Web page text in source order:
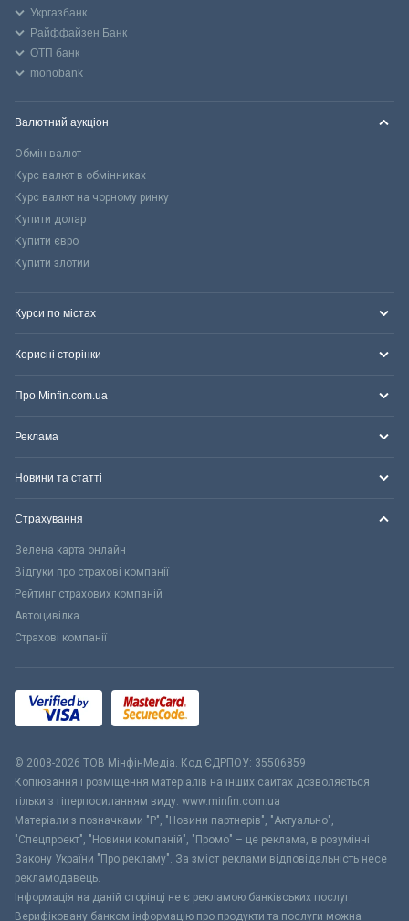
Укргазбанк
Райффайзен Банк
ОТП банк
monobank
Валютний аукціон
Обмін валют
Курс валют в обмінниках
Курс валют на чорному ринку
Купити долар
Купити євро
Купити злотий
Курси по містах
Корисні сторінки
Про Minfin.com.ua
Реклама
Новини та статті
Страхування
Зелена карта онлайн
Відгуки про страхові компанії
Рейтинг страхових компаній
Автоцивілка
Страхові компанії
© 2008-2026 ТОВ МiнфiнМедiа. Код ЄДРПОУ: 35506859
Копіювання і розміщення матеріалів на інших сайтах дозволяється
тільки з гіперпосиланням виду: www.minfin.com.ua
Матеріали з позначками "Р", "Новини партнерів", "Актуально",
"Спецпроект", "Новини компаній", "Промо" – це реклама, в розумінні
Закону України "Про рекламу". За зміст реклами відповідальність несе
рекламодавець.
Інформація на даній сторінці не є рекламою банківських послуг.
Верифіковану банком інформацію про продукти та послуги можна